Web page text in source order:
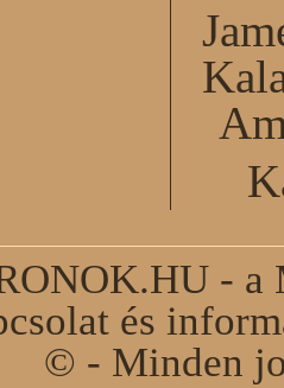
- a
és
© - Minden